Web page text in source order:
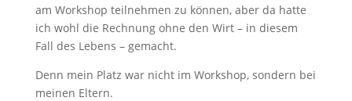
am Workshop teilnehmen zu können, aber da hatte
ich wohl die Rechnung ohne den Wirt – in diesem
Fall des Lebens – gemacht.
Denn mein Platz war nicht im Workshop, sondern bei
meinen Eltern.